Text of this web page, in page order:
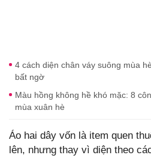
4 cách diện chân váy suông mùa
bất ngờ
Màu hồng không hề khó mặc: 8
mùa xuân hè
Áo hai dây vốn là item quen
lên, nhưng thay vì diện theo